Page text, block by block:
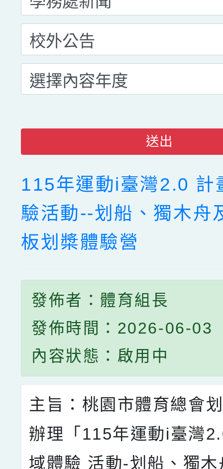
送出
115年運動i臺灣2.0 計
驗活動--划船、獨木舟
板划槳體驗營
發佈者：體育組長
發佈時間：2026-06-03
內容狀態：啟用中
主旨：桃園市體育總會
辦理「115年運動i臺灣
域體驗 活動-划船、獨